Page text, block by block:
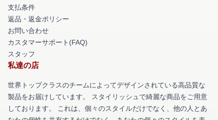
支払条件
返品・返金ポリシー
お問い合わせ
カスタマーサポート(FAQ)
スタッフ
私達の店
世界トップクラスのチームによってデザインされている高品質な
製品をお届けしています。 スタイリッシュで綺麗な商品をご用意
しております。 これは、個々のスタイルだけでなく、他の人とあ